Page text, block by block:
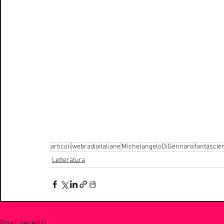
articoliwebradioitalianeMichelangeloDiGennaro
Letteratura